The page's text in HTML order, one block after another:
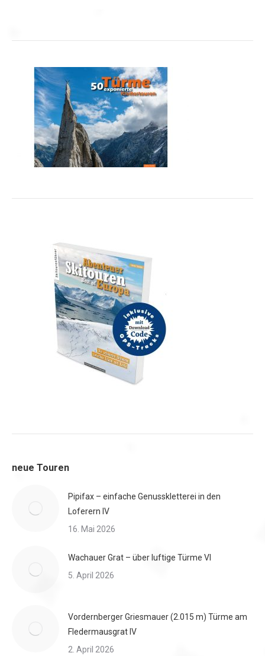
neue Touren
Pipifax – einfache Genusskletterei in den
Loferern IV
16. Mai 2026
Wachauer Grat – über luftige Türme VI
5. April 2026
Vordernberger Griesmauer (2.015 m) Türme am
Fledermausgrat IV
2. April 2026